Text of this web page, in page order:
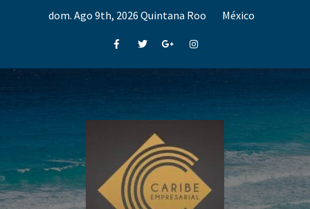
dom. Ago 9th, 2026 Quintana Roo México
FacebookTwitterGoogle+Instagram